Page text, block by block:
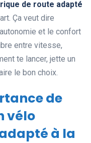
de route adapté
Ça veut dire
et le confort
entre vitesse,
te lancer, jette un
le bon choix.
de
vélo
à la